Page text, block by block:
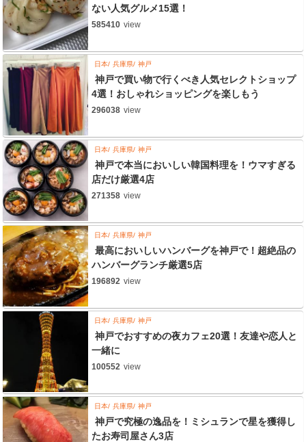
ない人気グルメ15選！
585410 view
日本 兵庫県 神戸
神戸で買い物で行くべき人気セレクトショップ
4選！おしゃれショッピングを楽しもう
296038 view
日本 兵庫県 神戸
神戸で本当においしい韓国料理を！ウマすぎる
店だけ厳選4店
271358 view
日本 兵庫県 神戸
最高においしいハンバーグを神戸で！超絶品の
ハンバーグランチ厳選5店
196892 view
日本 兵庫県 神戸
神戸でおすすめの夜カフェ20選！友達や恋人と
一緒に
100552 view
日本 兵庫県 神戸
神戸で究極の逸品を！ミシュランで星を獲得し
たお寿司屋さん3店